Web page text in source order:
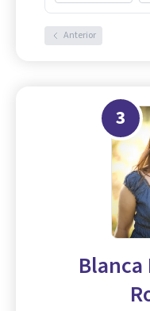
Anterior
3